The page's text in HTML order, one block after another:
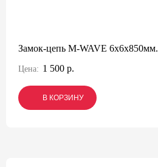
Замок-цепь M-WAVE 6x6x850мм.
Цена: 1 500 р.
В КОРЗИНУ
В КОРЗИНУ
В КОРЗИНУ